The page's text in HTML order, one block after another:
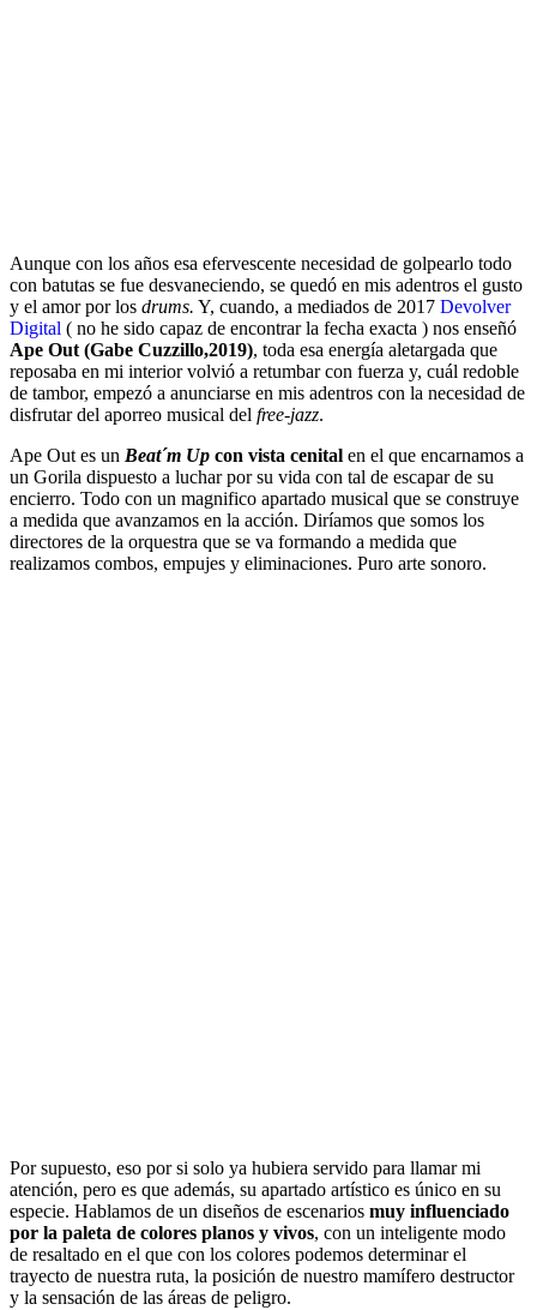
Aunque con los años esa efervescente necesidad de golpearlo todo
con batutas se fue desvaneciendo, se quedó en mis adentros el gusto
y el amor por los drums. Y, cuando, a mediados de 2017 Devolver
Digital ( no he sido capaz de encontrar la fecha exacta ) nos enseñó
Ape Out (Gabe Cuzzillo,2019), toda esa energía aletargada que
reposaba en mi interior volvió a retumbar con fuerza y, cuál redoble
de tambor, empezó a anunciarse en mis adentros con la necesidad de
disfrutar del aporreo musical del free-jazz.
Ape Out es un Beat´m Up con vista cenital en el que encarnamos a
un Gorila dispuesto a luchar por su vida con tal de escapar de su
encierro. Todo con un magnifico apartado musical que se construye
a medida que avanzamos en la acción. Diríamos que somos los
directores de la orquestra que se va formando a medida que
realizamos combos, empujes y eliminaciones. Puro arte sonoro.
Por supuesto, eso por si solo ya hubiera servido para llamar mi
atención, pero es que además, su apartado artístico es único en su
especie. Hablamos de un diseños de escenarios muy influenciado
por la paleta de colores planos y vivos, con un inteligente modo
de resaltado en el que con los colores podemos determinar el
trayecto de nuestra ruta, la posición de nuestro mamífero destructor
y la sensación de las áreas de peligro.